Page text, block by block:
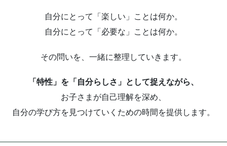
自分にとって「楽しい」ことは何か。
自分にとって「必要な」ことは何か。
その問いを、一緒に整理していきます。
「特性」を「自分らしさ」として捉えながら、
お子さまが自己理解を深め、
自分の学び方を見つけていくための時間を提供します。